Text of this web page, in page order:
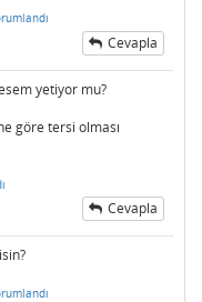
Cevapla
yetiyor mu?
göre tersi olması
Cevapla